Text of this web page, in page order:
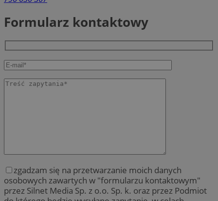
Formularz kontaktowy
zgadzam się na przetwarzanie moich danych
osobowych zawartych w "formularzu kontaktowym"
przez Silnet Media Sp. z o.o. Sp. k. oraz przez Podmiot